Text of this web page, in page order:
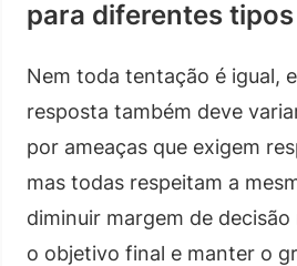
para diferentes
Nem toda tentação é igual,
resposta também deve
por ameaças que exigem
mas todas respeitam a
diminuir margem de
o objetivo final e manter o